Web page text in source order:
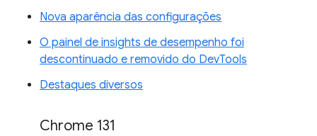
Nova aparência das configurações
O painel de insights de desempenho foi
descontinuado e removido do DevTools
Destaques diversos
Chrome 131